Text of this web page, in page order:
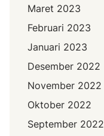
Maret 2023
Februari 2023
Januari 2023
Desember 2022
November 2022
Oktober 2022
September 2022